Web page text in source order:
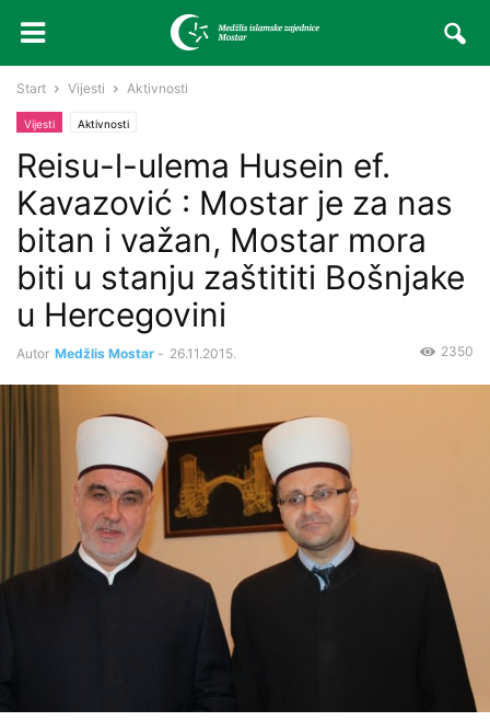
Start Vijesti Aktivnosti
Vijesti Aktivnosti
Reisu-l-ulema Husein ef.
Kavazović : Mostar je za nas
bitan i važan, Mostar mora
biti u stanju zaštititi Bošnjake
u Hercegovini
Autor Medžlis Mostar - 26.11.2015. 2350